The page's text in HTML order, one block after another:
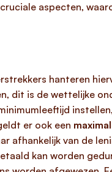
aspecten,
hanteren
dit is de wettelijke
er ook een
afhankelijk van de
kan worden